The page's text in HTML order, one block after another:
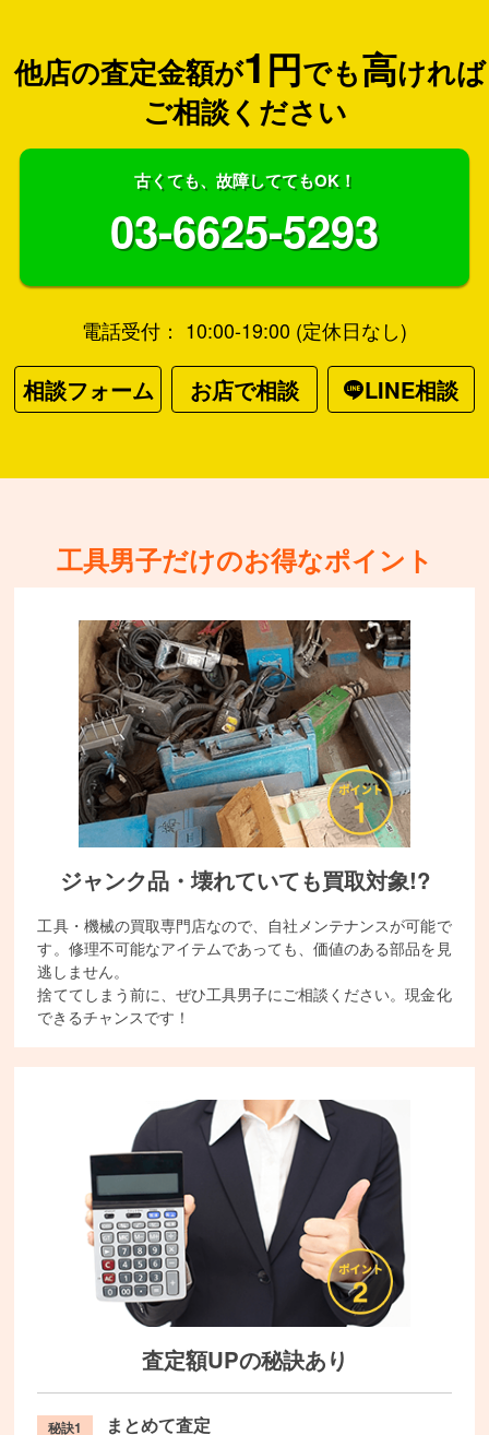
他店の査定金額が1円でも高ければ
ご相談ください
古くても、故障しててもOK！
03-6625-5293
電話受付： 10:00-19:00 (定休日なし)
相談フォーム お店で相談 LINE相談
工具男子だけのお得なポイント
ジャンク品・壊れていても買取対象!?
工具・機械の買取専門店なので、自社メンテナンスが可能で
す。修理不可能なアイテムであっても、価値のある部品を見
逃しません。
捨ててしまう前に、ぜひ工具男子にご相談ください。現金化
できるチャンスです！
査定額UPの秘訣あり
秘訣1 まとめて査定